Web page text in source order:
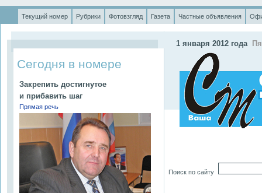
Текущий номер Рубрики Фотовзгляд Газета Частные объявления
Сегодня в номере
Закрепить достигнутое
и прибавить шаг
Прямая речь
1 января 2012 года
Поиск по сайту